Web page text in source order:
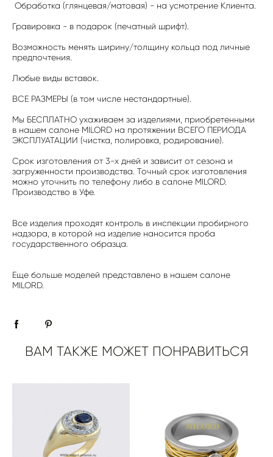
Обработка (глянцевая/матовая) - на усмотрение Клиента.
Гравировка - в подарок (печатный шрифт).
Возможность менять ширину/толщину кольца под личные
предпочтения.
Любые виды вставок.
ВСЕ РАЗМЕРЫ (в том числе нестандартные).
Мы БЕСПЛАТНО ухаживаем за изделиями, приобретенными
в нашем салоне MILORD на протяжении ВСЕГО ПЕРИОДА
ЭКСПЛУАТАЦИИ (чистка, полировка, родирование).
Срок изготовления от 3-х дней и зависит от сезона и
загруженности производства. Точный срок изготовления
можно уточнить по телефону либо в салоне MILORD.
Производство в Уфе.
Все изделия проходят контроль в инспекции пробирного
надзора, в которой на изделие наносится проба
государственного образца.
Еще больше моделей представлено в нашем салоне
MILORD.
ВАМ ТАКЖЕ МОЖЕТ ПОНРАВИТЬСЯ